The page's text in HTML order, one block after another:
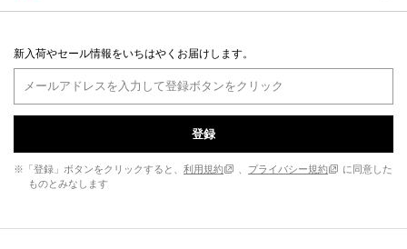
新入荷やセール情報をいちはやくお届けします。
登録
※「登録」ボタンをクリックすると、 利用規約 、 プライバシー規約
に同意した
ものとみなします